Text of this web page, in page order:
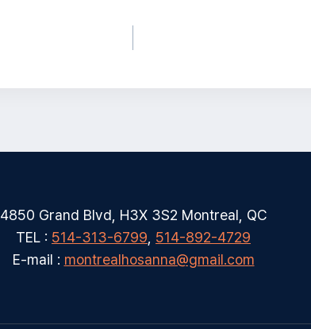
4850 Grand Blvd, H3X 3S2 Montreal, QC
TEL : 514-313-6799 514-892-4729
E-mail : montrealhosanna@gmail.com